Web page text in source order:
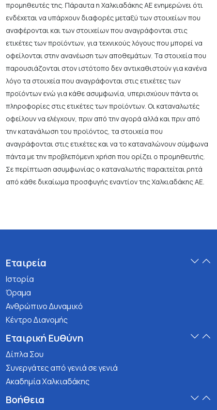
προμηθευτές της. Πάραυτα η Χαλκιαδάκης ΑΕ ενημερώνει ότι
ενδέχεται να υπάρχουν διαφορές μεταξύ των στοιχείων που
αναφέρονται και των στοιχείων που αναγράφονται στις
ετικέτες των προϊόντων, για τεχνικούς λόγους που μπορεί να
οφείλονται στην ανανέωση των αποθεμάτων. Τα στοιχεία που
παρουσιάζονται στον ιστότοπο δεν αντικαθιστούν για κανένα
λόγο τα στοιχεία που αναγράφονται στις ετικέτες των
προϊόντων ενώ για κάθε ασυμφωνία, υπερισχύουν πάντα οι
πληροφορίες στις ετικέτες των προϊόντων. Οι καταναλωτές
οφείλουν να ελέγχουν, πριν από την αγορά αλλά και πριν από
την κατανάλωση του προϊόντος, τα στοιχεία που
αναγράφονται στις ετικέτες και να το καταναλώνουν σύμφωνα
πάντα με την προβλεπόμενη χρήση που ορίζει ο προμηθευτής.
Σε περίπτωση ασυμφωνίας ο καταναλωτής παραιτείται ρητά
από κάθε δικαίωμα προσφυγής εναντίον της Χαλκιαδάκης ΑΕ.
Εταιρεία
Ιστορία
Όραμα
Ανθρώπινο Δυναμικό
Κέντρο Διανομής
Εταιρική Ευθύνη
Δίπλα Σου
Συνεργάτες από γενιά σε γενιά
Ακαδημία Χαλκιαδάκης
Βοήθεια